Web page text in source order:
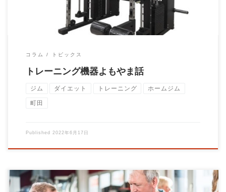
コラム トピックス
トレーニング機器よもやま話
ジム ダイエット トレーニング ホームジム
町田
Published 2022年6月17日